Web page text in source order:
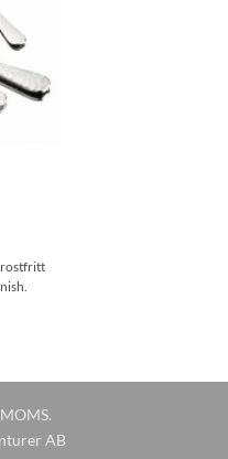
rostfritt
AB